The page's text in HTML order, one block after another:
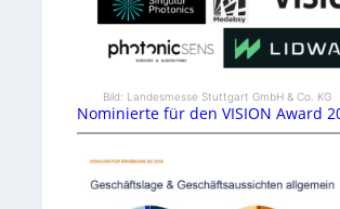
Bild: Landesmesse Stuttgart GmbH & Co. KG
Nominierte für den VISION Award